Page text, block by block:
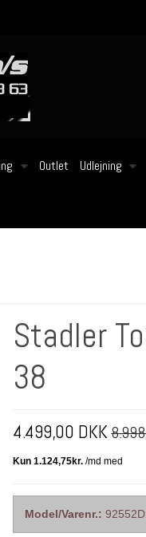
Outlet
Udlejning
Stadler
38
4.499,00 DKK
Model/Varenr.: